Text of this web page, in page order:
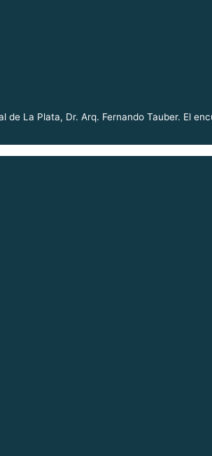
La Plata, Dr. Arq. Fernando Tauber. El